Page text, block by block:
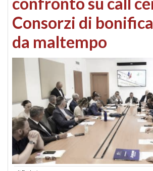
Consorzi di
da maltempo